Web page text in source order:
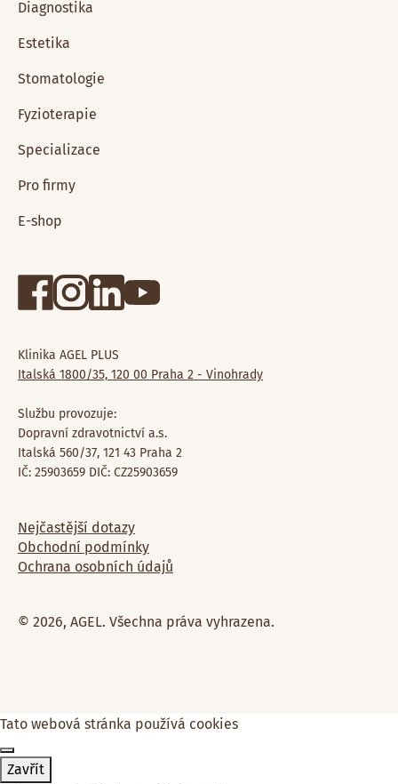
Klinika AGEL PLUS
Italská 1800/35, 120 00 Praha 2 - Vinohrady
Službu provozuje:
Dopravní zdravotnictví a.s.
Italská 560/37, 121 43 Praha 2
IČ: 25903659 DIČ: CZ25903659
Diagnostika
Estetika
Stomatologie
Fyzioterapie
Specializace
Pro firmy
E-shop
© 2026, AGEL. Všechna práva vyhrazena.
Nejčastější dotazy
Obchodní podmínky
Ochrana osobních údajů
Tato webová stránka používá cookies
Zavřít